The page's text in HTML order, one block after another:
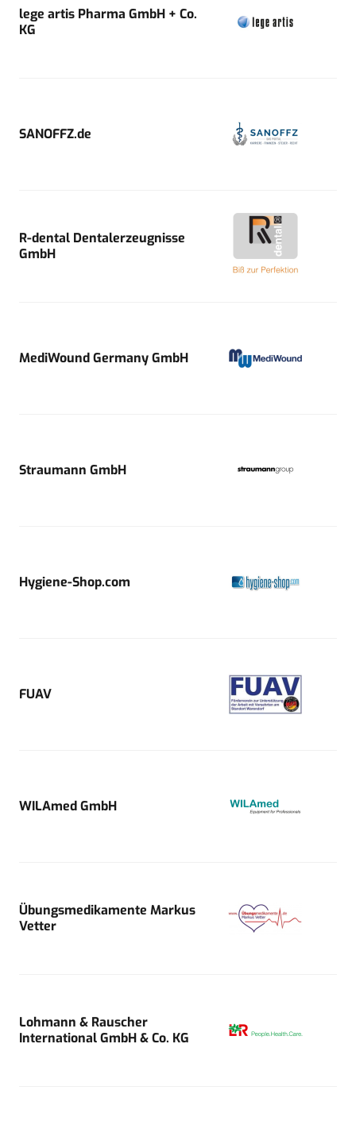
lege artis Pharma GmbH + Co.
KG
SANOFFZ.de
R-dental Dentalerzeugnisse
GmbH
MediWound Germany GmbH
Straumann GmbH
Hygiene-Shop.com
FUAV
WILAmed GmbH
Übungsmedikamente Markus
Vetter
Lohmann & Rauscher
International GmbH & Co. KG